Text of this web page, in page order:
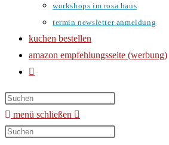
workshops im rosa haus
termin newsletter anmeldung
kuchen bestellen
amazon empfehlungsseite (werbung)
website-
umschalten
menü schließen
Diese